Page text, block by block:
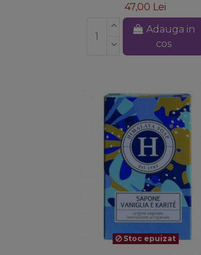
47,00 Lei
Adauga in
cos
favorite_border
Stoc epuizat